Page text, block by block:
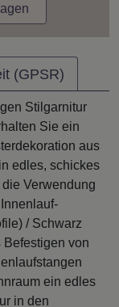
(GPSR)
Stilgarnitur
Sie ein
aus
edles, schickes
Verwendung
/ Schwarz
von
ein edles
in den